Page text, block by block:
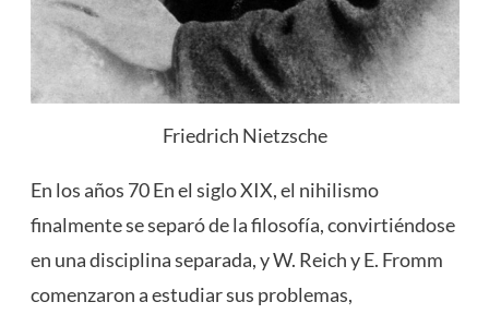
Friedrich Nietzsche
En los años 70 En el siglo XIX, el nihilismo
finalmente se separó de la filosofía, convirtiéndose
en una disciplina separada, y W. Reich y E. Fromm
comenzaron a estudiar sus problemas,